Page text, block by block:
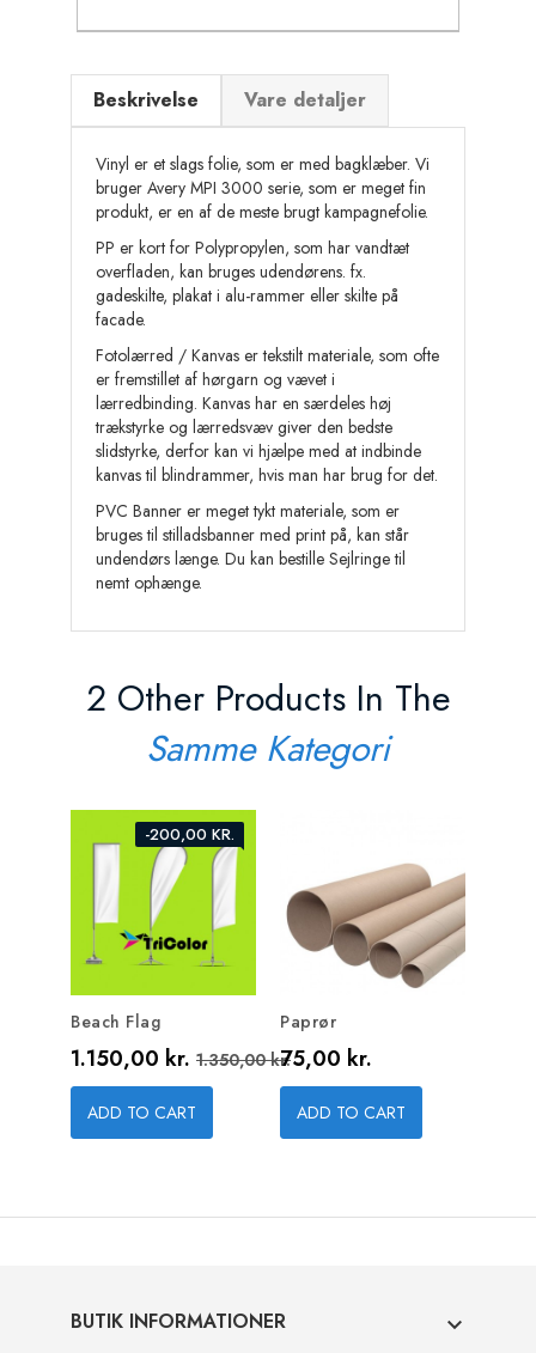
Beskrivelse Vare detaljer
Vinyl er et slags folie, som er med bagklæber. Vi
bruger Avery MPI 3000 serie, som er meget fin
produkt, er en af de meste brugt kampagnefolie.
PP er kort for Polypropylen, som har vandtæt
overfladen, kan bruges udendørens. fx.
gadeskilte, plakat i alu-rammer eller skilte på
facade.
Fotolærred / Kanvas er tekstilt materiale, som ofte
er fremstillet af hørgarn og vævet i
lærredbinding. Kanvas har en særdeles høj
trækstyrke og lærredsvæv giver den bedste
slidstyrke, derfor kan vi hjælpe med at indbinde
kanvas til blindrammer, hvis man har brug for det.
PVC Banner er meget tykt materiale, som er
bruges til stilladsbanner med print på, kan står
undendørs længe. Du kan bestille Sejlringe til
nemt ophænge.
2 Other Products In The
Samme Kategori
-200,00 KR.
Beach Flag
Pris
1.150,00 kr. Normal pris
1.350,00 kr.
ADD TO CART
Paprør
Pris
75,00 kr.
ADD TO CART
BUTIK INFORMATIONER 